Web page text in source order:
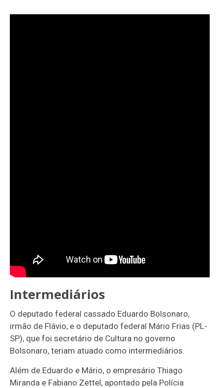
Intermediários
O deputado federal cassado Eduardo Bolsonaro,
irmão de Flávio, e o deputado federal Mário Frias (PL-
SP), que foi secretário de Cultura no governo
Bolsonaro, teriam atuado como intermediários.
Além de Eduardo e Mário, o empresário Thiago
Miranda e Fabiano Zettel, apontado pela Polícia